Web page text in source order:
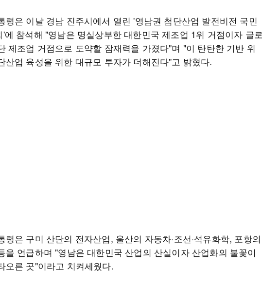
령은 이날 경남 진주시에서 열린 '영남권 첨단산업 발전비전 국민
'에 참석해 "영남은 명실상부한 대한민국 제조업 1위 거점이자 글로
제조업 거점으로 도약할 잠재력을 가졌다"며 "이 탄탄한 기반 위
산업 육성을 위한 대규모 투자가 더해진다"고 밝혔다.
령은 구미 산단의 전자산업, 울산의 자동차·조선·석유화학, 포항의
을 언급하며 "영남은 대한민국 산업의 산실이자 산업화의 불꽃이
오른 곳"이라고 치켜세웠다.